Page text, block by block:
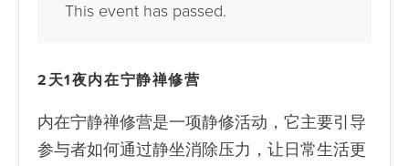
This event has passed.
2天1夜内在宁静禅修营
内在宁静禅修营是一项静修活动，它主要引导
参与者如何通过静坐消除压力，让日常生活更